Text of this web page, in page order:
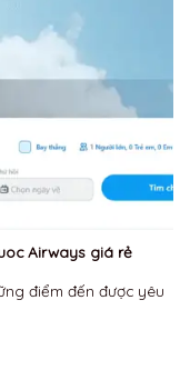
Airways giá rẻ
điểm đến được yêu